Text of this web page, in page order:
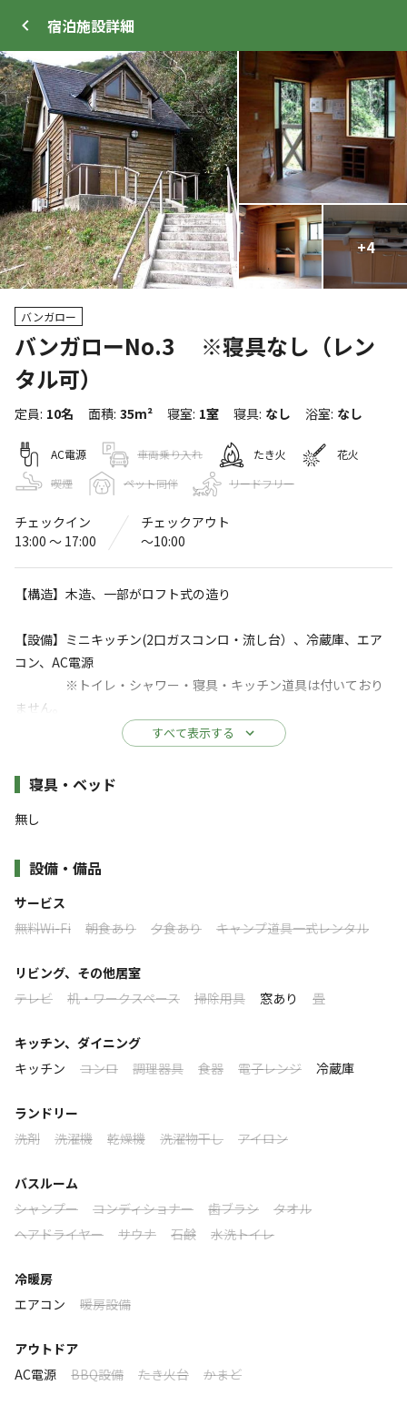
宿泊施設詳細
+4
バンガロー
バンガローNo.3 ※寝具なし（レン
タル可）
定員: 10名 面積: 35m² 寝室: 1室 寝具: なし 浴室: なし
AC電源 車両乗り入れ たき火
花火
喫煙
ペット同伴 リードフリー
チェックイン
13:00 〜 17:00
チェックアウト
〜10:00
【構造】木造、一部がロフト式の造り
【設備】ミニキッチン(2口ガスコンロ・流し台）、冷蔵庫、エア
コン、AC電源
※トイレ・シャワー・寝具・キッチン道具は付いており
ません。
【定員】6名（10名くらいまで宿泊可能。6人以上の場合は追加料
金がかかります。）
No.1・2は、駐車場から管理棟へ向かう歩道沿いに建っていま
No.3は炊事棟奥展望台登り口に建っています。
すべて表示する
施設詳細
寝具・ベッド
無し
設備・備品
サービス
無料Wi-Fi
朝食あり 夕食あり キャンプ道具一式レンタル
リビング、その他居室
テレビ
机・ワークスペース 掃除用具 窓あり 畳
キッチン、ダイニング
キッチン
コンロ 調理器具 食器 電子レンジ 冷蔵庫
ランドリー
洗剤
洗濯機 乾燥機 洗濯物干し アイロン
バスルーム
シャンプー
コンディショナー 歯ブラシ
タオル
ヘアドライヤー
サウナ 石鹸 水洗トイレ
冷暖房
エアコン
暖房設備
アウトドア
AC電源
BBQ設備 たき火台 かまど
+37
トップ
WEB予約可能
青海島キャンプ村
4.4（18件）
〒759-4106 山口県長門市仙崎紫津浦2057青海島キャンプ村
コインシャワー
※詳しくは「 キャンプ場情報」をご確認ください。
海水浴場も併設のキャンプ場
日本の渚100選の１つに選ばれている青海島（おおみじ
ま）を堪能できるキャンプ場。
目の前の海では、海水浴やスキューバーダイビングが楽し
め、すぐ近くにある散策路「青海島自然研究路」を歩け
ルプス」と称されるほどの美しい景色を眺めることができ
ます。
ューや、日本海の潮騒を聞きながら眠ることができるのも
魅力の１つです。
ロケーション
8m
まったり
利用者層
ソロ カップル グループ